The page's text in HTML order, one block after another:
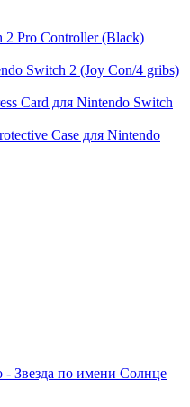
2 Pro Controller (Black)
Switch 2 (Joy Con/4 gribs)
Card для Nintendo Switch
Case для Nintendo
Звезда по имени Солнце